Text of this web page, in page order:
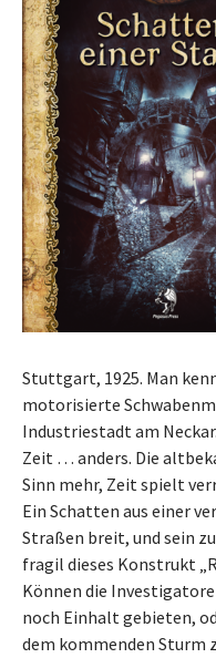
Stuttgart, 1925. Man
motorisierte
Industriestadt am
Zeit … anders. Die
Sinn mehr, Zeit spielt
Ein Schatten aus einer
Straßen breit, und sein
fragil dieses Konstrukt
Können die
noch Einhalt gebieten,
dem kommenden Sturm